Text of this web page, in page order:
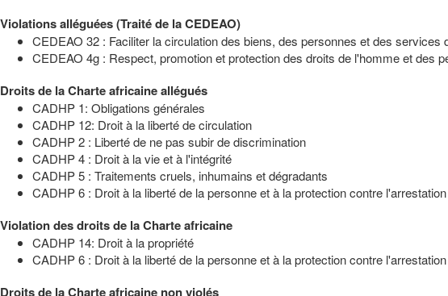
Violations alléguées (Traité de la CEDEAO)
CEDEAO 32 : Faciliter la circulation des biens, des personnes et des services
CEDEAO 4g : Respect, promotion et protection des droits de l'homme et des
Droits de la Charte africaine allégués
CADHP 1: Obligations générales
CADHP 12: Droit à la liberté de circulation
CADHP 2 : Liberté de ne pas subir de discrimination
CADHP 4 : Droit à la vie et à l'intégrité
CADHP 5 : Traitements cruels, inhumains et dégradants
CADHP 6 : Droit à la liberté de la personne et à la protection contre
Violation des droits de la Charte africaine
CADHP 14: Droit à la propriété
CADHP 6 : Droit à la liberté de la personne et à la protection contre
Droits de la Charte africaine non violés